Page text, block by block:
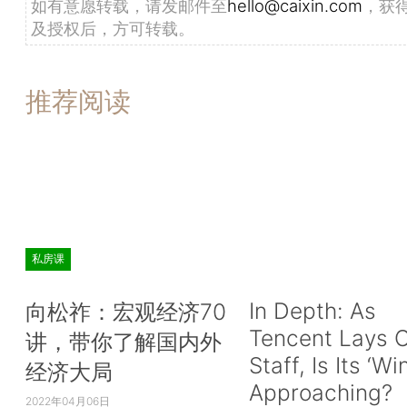
如有意愿转载，请发邮件至hello@caixin.com ，获
及授权后，方可转载。
推荐阅读
私房课
向松祚：宏观经济70
讲，带你了解国内外
经济大局
2022年04月06日
In Depth: As
Tencent Lays
Staff, Is Its
Approaching?